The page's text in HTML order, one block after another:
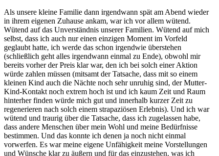
Als unsere kleine Familie dann irgendwann spät am Abend wieder
in ihrem eigenen Zuhause ankam, war ich vor allem wütend.
Wütend auf das Unverständnis unserer Familien. Wütend auf mich
selbst, dass ich auch nur einen einzigen Moment im Vorfeld
geglaubt hatte, ich werde das schon irgendwie überstehen
(schließlich geht alles irgendwann einmal zu Ende), obwohl mir
bereits vorher der Preis klar war, den ich bei solch einer Aktion
würde zahlen müssen (mitsamt der Tatsache, dass mit so einem
kleinen Kind auch die Nächte noch sehr unruhig sind, der Mutter-
Kind-Kontakt noch extrem hoch ist und ich kaum Zeit und Raum
hinterher finden würde mich gut und innerhalb kurzer Zeit zu
regenerieren nach solch einem strapaziösen Erlebnis). Und ich war
wütend und traurig über die Tatsache, dass ich zugelassen habe,
dass andere Menschen über mein Wohl und meine Bedürfnisse
bestimmen. Und das konnte ich denen ja noch nicht einmal
vorwerfen. Es war meine eigene Unfähigkeit meine Vorstellungen
und Wünsche klar zu äußern und für das einzustehen, was ich